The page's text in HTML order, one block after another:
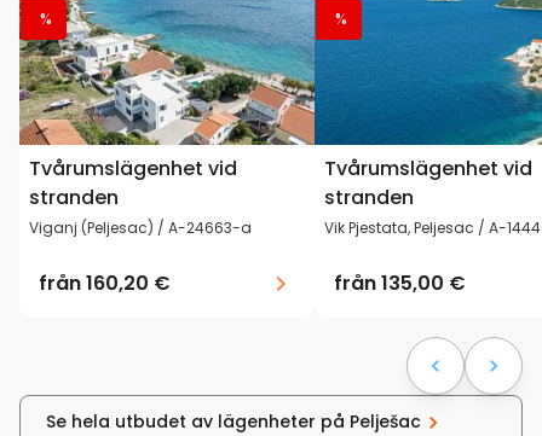
Tvårumslägenhet vid
stranden
Viganj (Peljesac) / A-24663-a
från160,20 €
%
Tvårumslägenhet vid
stranden
Vik Pjestata, Peljesac / A-
från135,00 €
%
Se hela utbudet av lägenheter på Pelješac